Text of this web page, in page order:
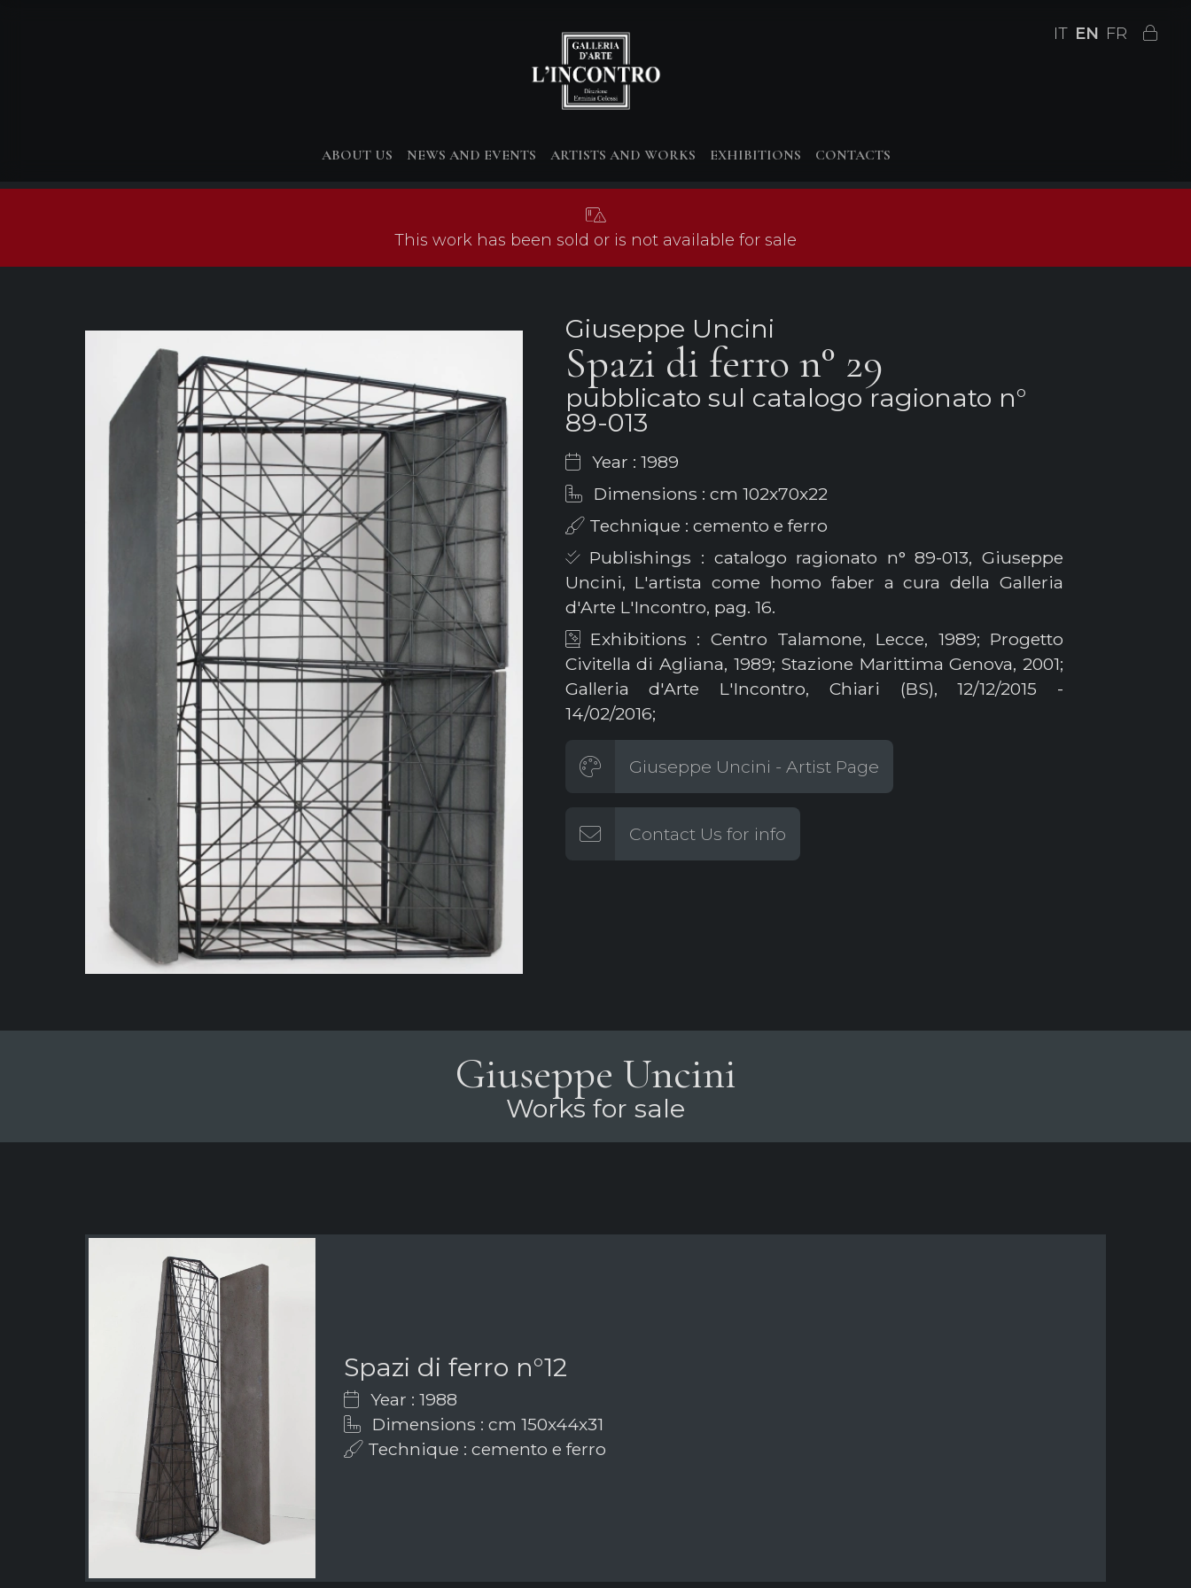
IT EN FR
ABOUT US NEWS AND EVENTS ARTISTS AND WORKS EXHIBITIONS CONTACTS
This work has been sold or is not available for sale
Giuseppe Uncini
Spazi di ferro n° 29
pubblicato sul catalogo ragionato n°
89-013
Year : 1989
Dimensions : cm 102x70x22
Technique : cemento e ferro
Publishings : catalogo ragionato n° 89-013, Giuseppe
Uncini, L'artista come homo faber a cura della Galleria
d'Arte L'Incontro, pag. 16.
Exhibitions : Centro Talamone, Lecce, 1989; Progetto
Civitella di Agliana, 1989; Stazione Marittima Genova, 2001;
Galleria d'Arte L'Incontro, Chiari (BS), 12/12/2015 -
14/02/2016;
Giuseppe Uncini - Artist Page
Contact Us for info
Giuseppe Uncini
Works for sale
Spazi di ferro n°12
Year : 1988
Dimensions : cm 150x44x31
Technique : cemento e ferro